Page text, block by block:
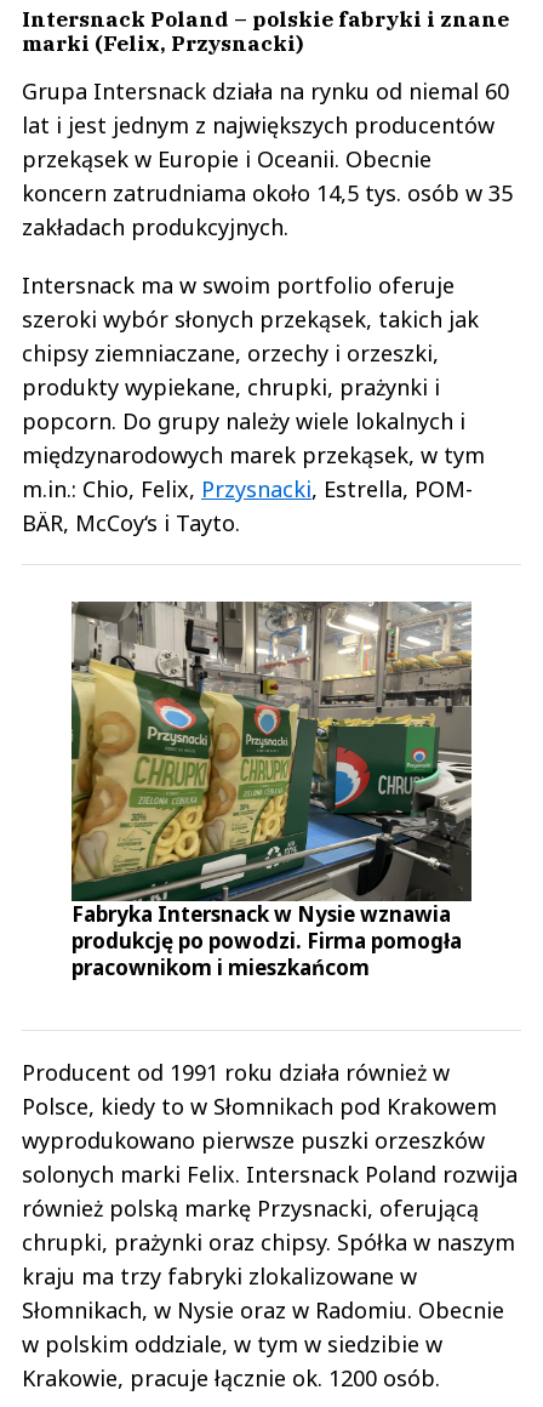
Intersnack Poland – polskie fabryki i znane
marki (Felix, Przysnacki)
Grupa Intersnack działa na rynku od niemal 60
lat i jest jednym z największych producentów
przekąsek w Europie i Oceanii. Obecnie
koncern zatrudniama około 14,5 tys. osób w 35
zakładach produkcyjnych.
Intersnack ma w swoim portfolio oferuje
szeroki wybór słonych przekąsek, takich jak
chipsy ziemniaczane, orzechy i orzeszki,
produkty wypiekane, chrupki, prażynki i
popcorn. Do grupy należy wiele lokalnych i
międzynarodowych marek przekąsek, w tym
m.in.: Chio, Felix, Przysnacki, Estrella, POM-
BÄR, McCoy‘s i Tayto.
Fabryka Intersnack w Nysie wznawia
produkcję po powodzi. Firma pomogła
pracownikom i mieszkańcom
Producent od 1991 roku działa również w
Polsce, kiedy to w Słomnikach pod Krakowem
wyprodukowano pierwsze puszki orzeszków
solonych marki Felix. Intersnack Poland rozwija
również polską markę Przysnacki, oferującą
chrupki, prażynki oraz chipsy. Spółka w naszym
kraju ma trzy fabryki zlokalizowane w
Słomnikach, w Nysie oraz w Radomiu. Obecnie
w polskim oddziale, w tym w siedzibie w
Krakowie, pracuje łącznie ok. 1200 osób.